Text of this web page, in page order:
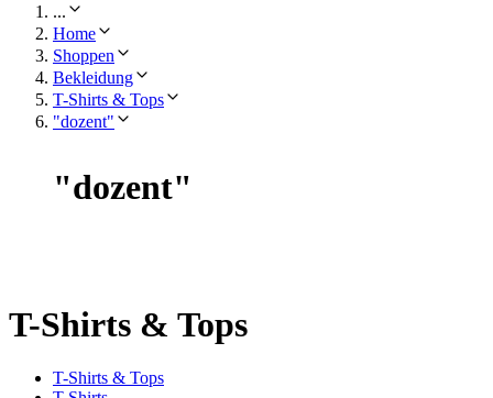
...
Home
Shoppen
Bekleidung
T-Shirts & Tops
"dozent"
"dozent"
T-Shirts & Tops
T-Shirts & Tops